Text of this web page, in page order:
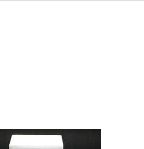
Vorfilter für